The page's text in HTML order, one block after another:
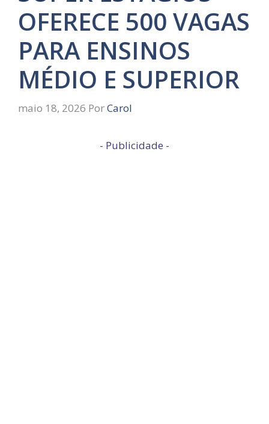
OFERECE 500 VAGAS
PARA ENSINOS
MÉDIO E SUPERIOR
maio 18, 2026 PorCarol
- Publicidade -